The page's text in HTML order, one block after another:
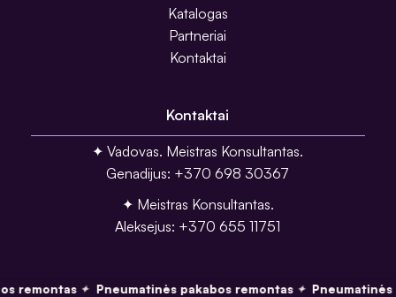
Katalogas
Partneriai
Kontaktai
Kontaktai
✦ Vadovas. Meistras Konsultantas.
Genadijus: +370 698 30367
✦ Meistras Konsultantas.
Aleksejus: +370 655 11751
remontas ✦ Pneumatinės pakabos remontas ✦ Pneumatinės